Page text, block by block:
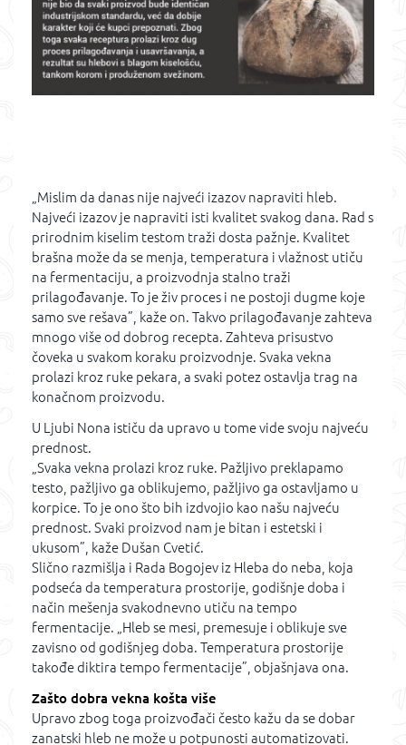
„Mislim da danas nije najveći izazov napraviti hleb.
Najveći izazov je napraviti isti kvalitet svakog dana. Rad s
prirodnim kiselim testom traži dosta pažnje. Kvalitet
brašna može da se menja, temperatura i vlažnost utiču
na fermentaciju, a proizvodnja stalno traži
prilagođavanje. To je živ proces i ne postoji dugme koje
samo sve rešava”, kaže on. Takvo prilagođavanje zahteva
mnogo više od dobrog recepta. Zahteva prisustvo
čoveka u svakom koraku proizvodnje. Svaka vekna
prolazi kroz ruke pekara, a svaki potez ostavlja trag na
konačnom proizvodu.
U Ljubi Nona ističu da upravo u tome vide svoju najveću
prednost.
„Svaka vekna prolazi kroz ruke. Pažljivo preklapamo
testo, pažljivo ga oblikujemo, pažljivo ga ostavljamo u
korpice. To je ono što bih izdvojio kao našu najveću
prednost. Svaki proizvod nam je bitan i estetski i
ukusom”, kaže Dušan Cvetić.
Slično razmišlja i Rada Bogojev iz Hleba do neba, koja
podseća da temperatura prostorije, godišnje doba i
način mešenja svakodnevno utiču na tempo
fermentacije. „Hleb se mesi, premesuje i oblikuje sve
zavisno od godišnjeg doba. Temperatura prostorije
takođe diktira tempo fermentacije”, objašnjava ona.
Zašto dobra vekna košta više
Upravo zbog toga proizvođači često kažu da se dobar
zanatski hleb ne može u potpunosti automatizovati.